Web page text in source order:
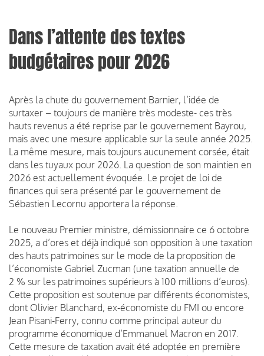
Dans l’attente des textes
budgétaires pour 2026
Après la chute du gouvernement Barnier, l’idée de
surtaxer – toujours de manière très modeste- ces très
hauts revenus a été reprise par le gouvernement Bayrou,
mais avec une mesure applicable sur la seule année 2025.
La même mesure, mais toujours aucunement corsée, était
dans les tuyaux pour 2026. La question de son maintien en
2026 est actuellement évoquée. Le projet de loi de
finances qui sera présenté par le gouvernement de
Sébastien Lecornu apportera la réponse.
Le nouveau Premier ministre, démissionnaire ce 6 octobre
2025, a d’ores et déjà indiqué son opposition à une taxation
des hauts patrimoines sur le mode de la proposition de
l’économiste Gabriel Zucman (une taxation annuelle de
2 % sur les patrimoines supérieurs à 100 millions d’euros).
Cette proposition est soutenue par différents économistes,
dont Olivier Blanchard, ex-économiste du FMI ou encore
Jean Pisani-Ferry, connu comme principal auteur du
programme économique d’Emmanuel Macron en 2017.
Cette mesure de taxation avait été adoptée en première